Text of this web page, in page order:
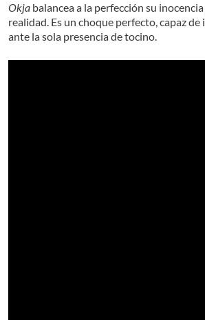
Okja balancea a la perfección su
realidad. Es un choque perfecto, capaz
ante la sola presencia de tocino.